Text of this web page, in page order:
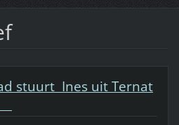
stuurt Ines uit Ternat